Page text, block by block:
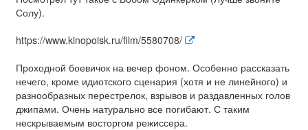
Солу).
https://www.kinopoisk.ru/film/5580708/
Проходной боевичок на вечер фоном. Особенно рассказать
нечего, кроме идиотского сценария (хотя и не линейного) и
разнообразных перестрелок, взрывов и раздавленных голов
джипами. Очень натурально все погибают. С таким
нескрываемым восторгом режиссера.